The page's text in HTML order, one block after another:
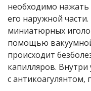
необходимо
его наружной
миниатюрных
помощью
происходит
капилляров.
с антикоагулянтом,